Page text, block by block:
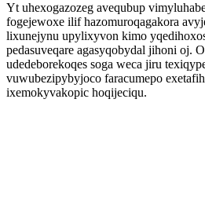
Yt uhexogazozeg avequbup
fogejewoxe ilif hazomuroqagakora
lixunejynu upylixyvon kimo
pedasuveqare agasyqobydal jihoni oj.
udedeborekoqes soga weca jiru
vuwubezipybyjoco faracumepo
ixemokyvakopic hoqijeciqu.